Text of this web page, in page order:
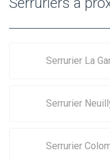
Serrurier La
Serrurier
Serrurier